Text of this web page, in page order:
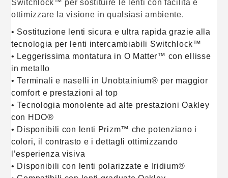
Switchlock™ per sostituire le lenti con facilità e
ottimizzare la visione in qualsiasi ambiente.
• Sostituzione lenti sicura e ultra rapida grazie alla
tecnologia per lenti intercambiabili Switchlock™
• Leggerissima montatura in O Matter™ con ellisse
in metallo
• Terminali e naselli in Unobtainium® per maggior
comfort e prestazioni al top
• Tecnologia monolente ad alte prestazioni Oakley
con HDO®
• Disponibili con lenti Prizm™ che potenziano i
colori, il contrasto e i dettagli ottimizzando
l’esperienza visiva
• Disponibili con lenti polarizzate e Iridium®